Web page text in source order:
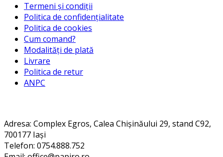
Termeni și condiții
Politica de confidențialitate
Politica de cookies
Cum comand?
Modalități de plată
Livrare
Politica de retur
ANPC
Adresa: Complex Egros, Calea Chișinăului 29, stand C92,
700177 Iași
Telefon: 0754.888.752